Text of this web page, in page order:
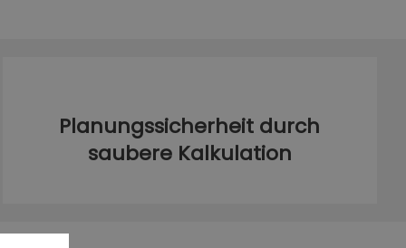
Planungssicherheit durch
saubere Kalkulation